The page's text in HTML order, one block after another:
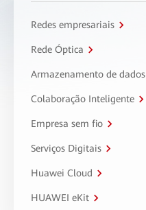
Redes empresariais
Rede Óptica
Armazenamento de dados
Colaboração Inteligente
Empresa sem fio
Serviços Digitais
Huawei Cloud
HUAWEI eKit